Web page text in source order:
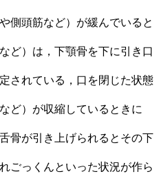
側頭筋など）が緩んでいると
ど）は，下顎骨を下に引き口
されている，口を閉じた状態
ど）が収縮しているときに
骨が引き上げられるとその下
ごっくんといった状況が作ら